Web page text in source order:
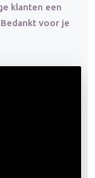
klanten een
voor je